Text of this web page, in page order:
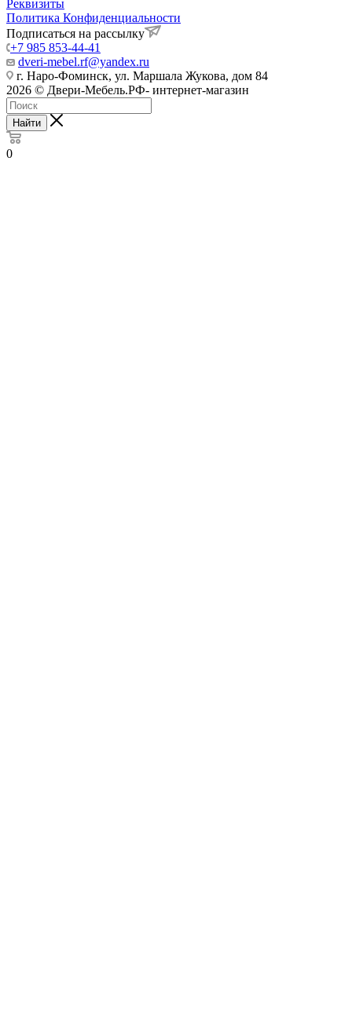
Реквизиты
Политика Конфиденциальности
Подписаться на рассылку
+7 985 853-44-41
dveri-mebel.rf@yandex.ru
г. Наро-Фоминск, ул. Маршала Жукова, дом 84
2026 © Двери-Мебель.РФ- интернет-магазин
Найти
0